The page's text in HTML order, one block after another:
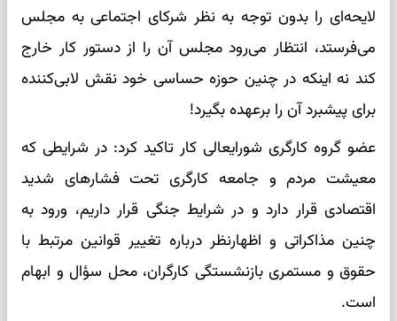
لایحه‌ای را بدون توجه به نظر شرکای اجتماعی به مجلس
می‌فرستد، انتظار می‌رود مجلس آن را از دستور کار خارج
کند نه اینکه در چنین حوزه حساسی خود نقش لابی‌کننده
برای پیشبرد آن را برعهده بگیرد!
عضو گروه کارگری شورایعالی کار تاکید کرد: در شرایطی که
معیشت مردم و جامعه کارگری تحت فشارهای شدید
اقتصادی قرار دارد و در شرایط جنگی قرار داریم، ورود به
چنین مذاکراتی و اظهارنظر درباره تغییر قوانین مرتبط با
حقوق و مستمری بازنشستگی کارگران، محل سؤال و ابهام
است.